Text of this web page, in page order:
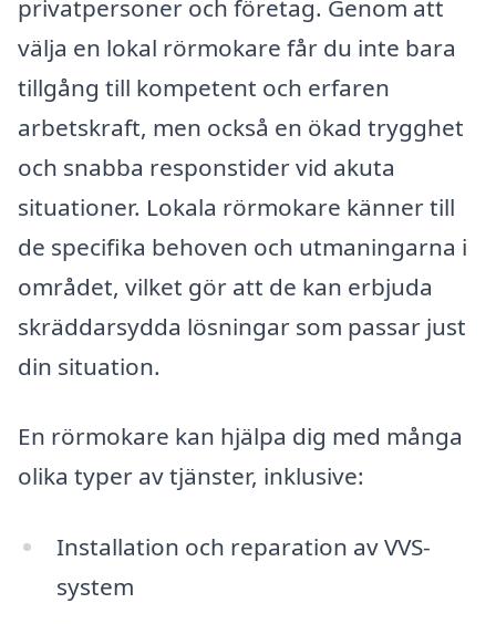
privatpersoner och företag. Genom att
välja en lokal rörmokare får du inte bara
tillgång till kompetent och erfaren
arbetskraft, men också en ökad trygghet
och snabba responstider vid akuta
situationer. Lokala rörmokare känner till
de specifika behoven och utmaningarna i
området, vilket gör att de kan erbjuda
skräddarsydda lösningar som passar just
din situation.
En rörmokare kan hjälpa dig med många
olika typer av tjänster, inklusive:
Installation och reparation av VVS-
system